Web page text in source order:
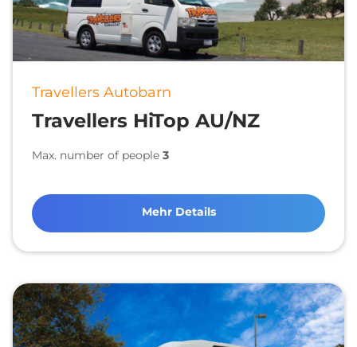
Travellers Autobarn
Travellers HiTop AU/NZ
Max. number of people 3
Mehr Details